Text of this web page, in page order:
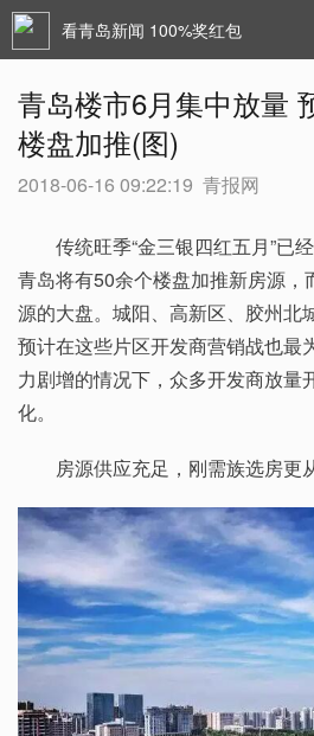
看青岛新闻 100%奖红包
青岛楼市6月集中放量
楼盘加推(图)
2018-06-16 09:22:19 青报网
传统旺季“金三银四红五月”已
青岛将有50余个楼盘加推新房源，
源的大盘。城阳、高新区、胶州北
预计在这些片区开发商营销战也最
力剧增的情况下，众多开发商放量
化。
房源供应充足，刚需族选房更